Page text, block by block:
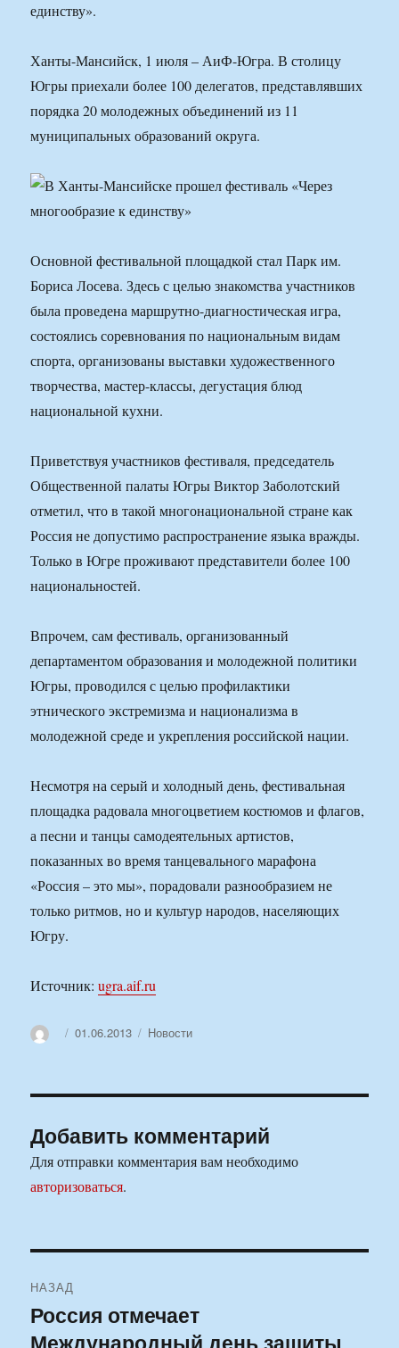
единству».
Ханты-Мансийск, 1 июля – АиФ-Югра. В столицу
Югры приехали более 100 делегатов, представлявших
порядка 20 молодежных объединений из 11
муниципальных образований округа.
Основной фестивальной площадкой стал Парк им.
Бориса Лосева. Здесь с целью знакомства участников
была проведена маршрутно-диагностическая игра,
состоялись соревнования по национальным видам
спорта, организованы выставки художественного
творчества, мастер-классы, дегустация блюд
национальной кухни.
Приветствуя участников фестиваля, председатель
Общественной палаты Югры Виктор Заболотский
отметил, что в такой многонациональной стране как
Россия не допустимо распространение языка вражды.
Только в Югре проживают представители более 100
национальностей.
Впрочем, сам фестиваль, организованный
департаментом образования и молодежной политики
Югры, проводился с целью профилактики
этнического экстремизма и национализма в
молодежной среде и укрепления российской нации.
Несмотря на серый и холодный день, фестивальная
площадка радовала многоцветием костюмов и флагов,
а песни и танцы самодеятельных артистов,
показанных во время танцевального марафона
«Россия – это мы», порадовали разнообразием не
только ритмов, но и культур народов, населяющих
Югру.
Источник:ugra.aif.ru
АвторОпубликовано
01.06.2013 Рубрики
Новости
Добавить комментарий
Для отправки комментария вам необходимо
авторизоваться.
по
НАЗАД
Предыдущая
запись:
Россия отмечает
Международный день защиты